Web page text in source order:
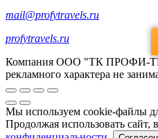
mail@profytravels.ru
profytravels.ru
Компания ООО "ТК ПРОФИ-
рекламного характера не
Мы используем cookie-файлы
Продолжая использовать сайт,